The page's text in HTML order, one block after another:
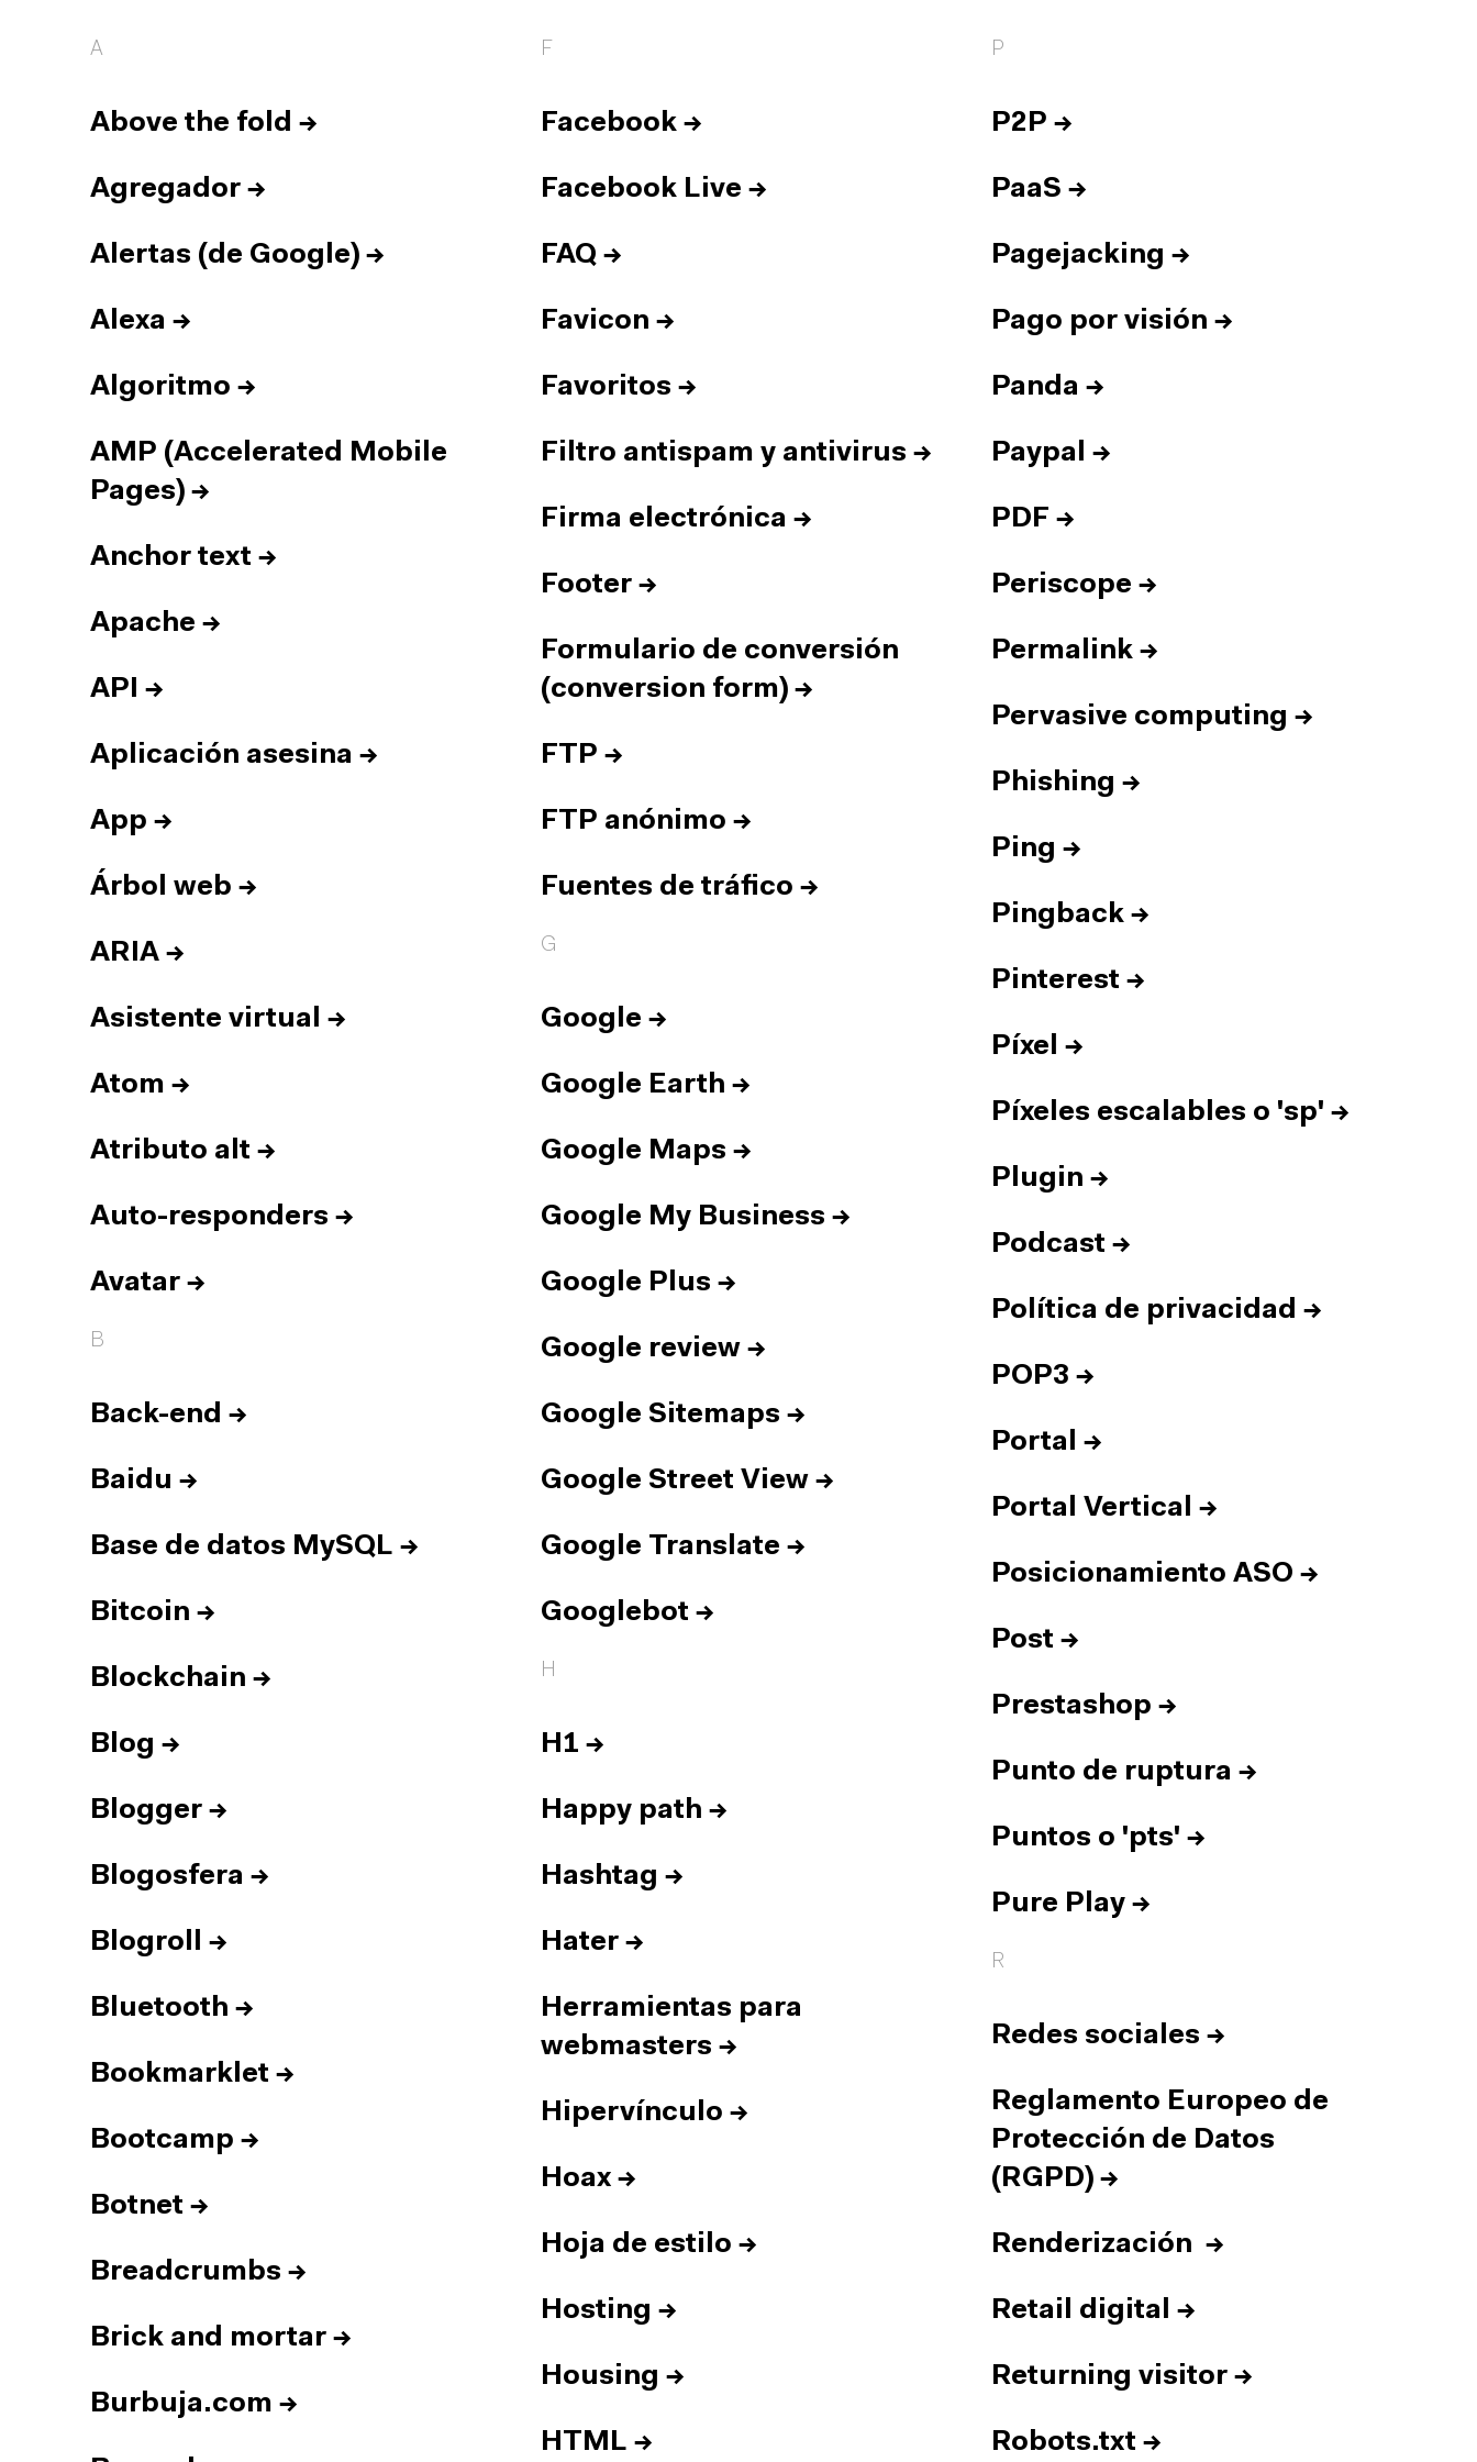
A
Above the fold →
Agregador →
Alertas (de Google) →
Alexa →
Algoritmo →
AMP (Accelerated Mobile
Pages) →
Anchor text →
Apache →
API →
Aplicación asesina →
App →
Árbol web →
ARIA →
Asistente virtual →
Atom →
Atributo alt →
Auto-responders →
Avatar →
B
Back-end →
Baidu →
Base de datos MySQL →
Bitcoin →
Blockchain →
Blog →
Blogger →
Blogosfera →
Blogroll →
Bluetooth →
Bookmarklet →
Bootcamp →
Botnet →
Breadcrumbs →
Brick and mortar →
Burbuja.com →
F
Facebook →
Facebook Live →
FAQ →
Favicon →
Favoritos →
Filtro antispam y antivirus →
Firma electrónica →
Footer →
Formulario de conversión
(conversion form) →
FTP →
FTP anónimo →
Fuentes de tráfico →
G
Google →
Google Earth →
Google Maps →
Google My Business →
Google Plus →
Google review →
Google Sitemaps →
Google Street View →
Google Translate →
Googlebot →
H
H1 →
Happy path →
Hashtag →
Hater →
Herramientas para
webmasters →
Hipervínculo →
Hoax →
Hoja de estilo →
Hosting →
Housing →
HTML →
P
P2P →
PaaS →
Pagejacking →
Pago por visión →
Panda →
Paypal →
PDF →
Periscope →
Permalink →
Pervasive computing →
Phishing →
Ping →
Pingback →
Pinterest →
Píxel →
Píxeles escalables o 'sp' →
Plugin →
Podcast →
Política de privacidad →
POP3 →
Portal →
Portal Vertical →
Posicionamiento ASO →
Post →
Prestashop →
Punto de ruptura →
Puntos o 'pts' →
Pure Play →
R
Redes sociales →
Reglamento Europeo de
Protección de Datos
(RGPD) →
Renderización →
Retail digital →
Returning visitor →
Robots.txt →